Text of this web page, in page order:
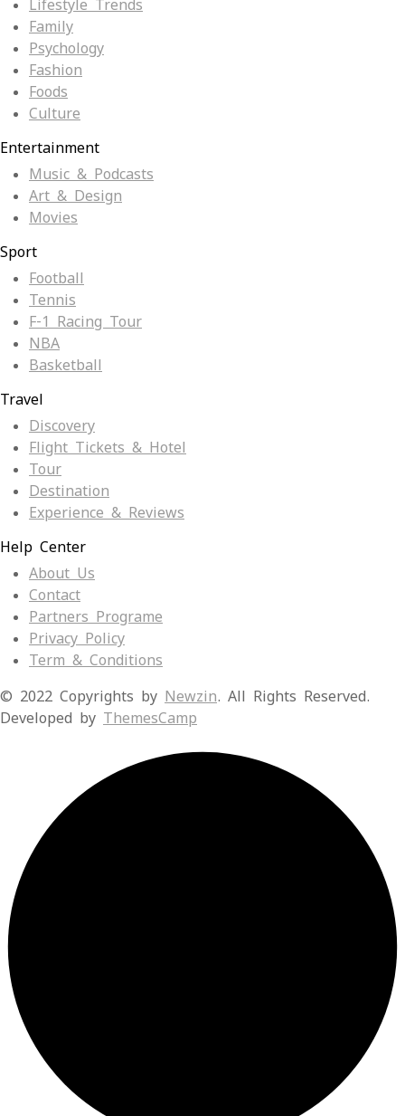
Lifestyle Trends
Family
Psychology
Fashion
Foods
Culture
Entertainment
Music & Podcasts
Art & Design
Movies
Sport
Football
Tennis
F-1 Racing Tour
NBA
Basketball
Travel
Discovery
Flight Tickets & Hotel
Tour
Destination
Experience & Reviews
Help Center
About Us
Contact
Partners Programe
Privacy Policy
Term & Conditions
© 2022 Copyrights by Newzin. All Rights Reserved.
Developed by ThemesCamp